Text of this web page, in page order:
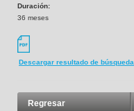
Duración:
36 meses
Descargar resultado de búsqueda
Regresar